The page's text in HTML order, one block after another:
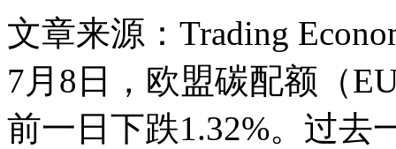
文章来源：Trading
7月8日，欧盟碳配额（
前一日下跌1.32%。过去